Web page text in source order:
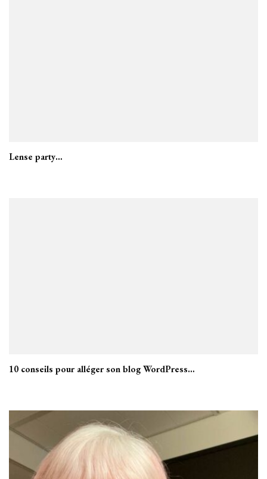
Lense party…
10 conseils pour alléger son blog WordPress…